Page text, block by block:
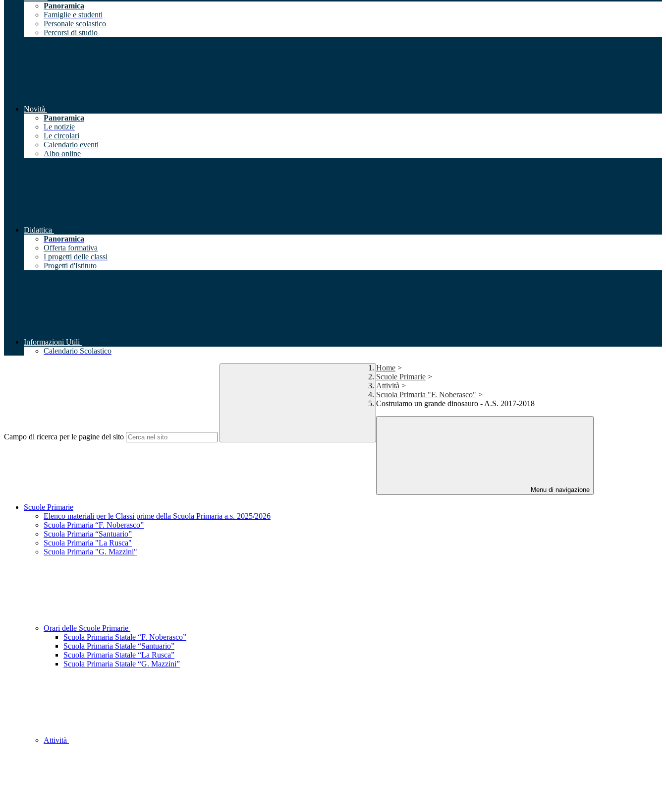
Panoramica
Famiglie e studenti
Personale scolastico
Percorsi di studio
Novità
Panoramica
Le notizie
Le circolari
Calendario eventi
Albo online
Didattica
Panoramica
Offerta formativa
I progetti delle classi
Progetti d'Istituto
Informazioni Utili
Calendario Scolastico
Campo di ricerca per le pagine del sito
Home >
Scuole Primarie >
Attività >
Scuola Primaria "F. Noberasco" >
Costruiamo un grande dinosauro - A.S. 2017-2018
Menu di navigazione
Scuole Primarie
Elenco materiali per le Classi prime della Scuola Primaria a.s. 2025/2026
Scuola Primaria “F. Noberasco”
Scuola Primaria “Santuario”
Scuola Primaria "La Rusca"
Scuola Primaria "G. Mazzini"
Orari delle Scuole Primarie
Scuola Primaria Statale “F. Noberasco”
Scuola Primaria Statale “Santuario”
Scuola Primaria Statale “La Rusca”
Scuola Primaria Statale “G. Mazzini”
Attività